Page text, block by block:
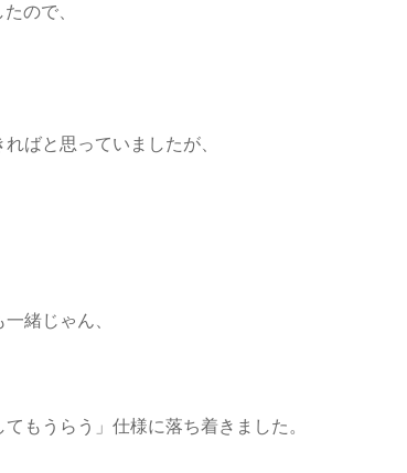
ので、
ばと思っていましたが、
緒じゃん、
もうらう」仕様に落ち着きました。